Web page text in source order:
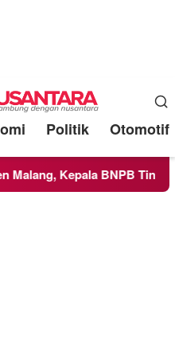
Politik Otomotif
BNPB Tinjau Langsung